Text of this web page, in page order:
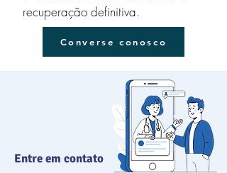
recuperação definitiva.
Converse conosco
Entre em contato